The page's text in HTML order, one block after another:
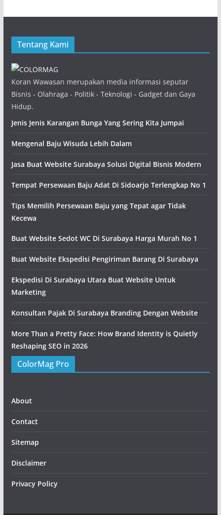
Tentang Kami
Koran Wawasan merupakan media informasi seputar
Bisnis - Olahraga - Politik - Teknologi - Gadget dan Gaya
Hidup.
Jenis Jenis Karangan Bunga Yang Sering Kita Jumpai
Mengenal Baju Wisuda Lebih Dalam
Jasa Buat Website Surabaya Solusi Digital Bisnis Modern
Tempat Persewaan Baju Adat Di Sidoarjo Terlengkap No 1
Tips Memilih Persewaan Baju yang Tepat agar Tidak
Kecewa
Buat Website Sedot WC Di Surabaya Harga Murah No 1
Buat Website Ekspedisi Pengiriman Barang Di Surabaya
Ekspedisi Di Surabaya Utara Buat Website Untuk
Marketing
Konsultan Pajak Di Surabaya Branding Dengan Website
More Than a Pretty Face: How Brand Identity is Quietly
Reshaping SEO in 2026
ColorMag Pro
About
Contact
Sitemap
Disclaimer
Privacy Policy